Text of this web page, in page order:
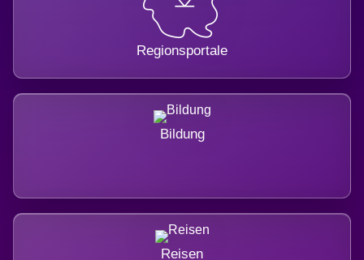
Regionsportale
Bildung
Reisen